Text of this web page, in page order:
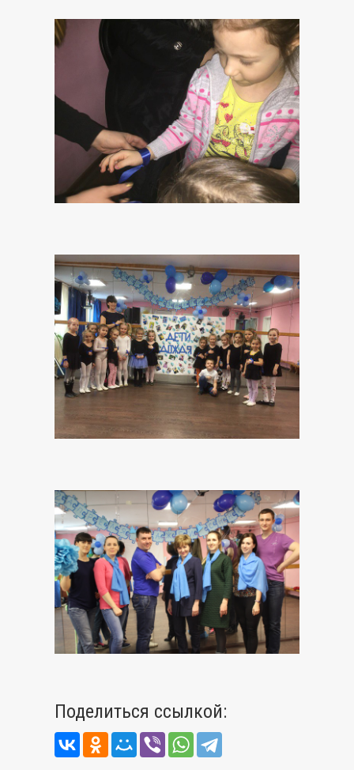
Поделиться ссылкой: